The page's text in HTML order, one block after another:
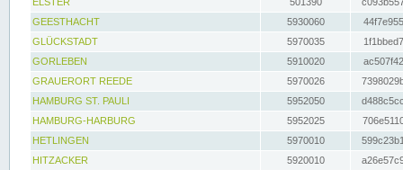
GEESTHACHT
5930060
GLÜCKSTADT
5970035
GORLEBEN
5910020
GRAUERORT REEDE
5970026
HAMBURG ST. PAULI
5952050
HAMBURG-HARBURG
5952025
HETLINGEN
5970010
HITZACKER
5920010